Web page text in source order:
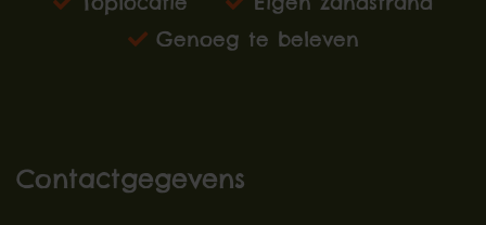
Genoeg te beleven
Contactgegevens